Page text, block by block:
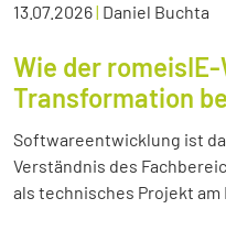
13.07.2026| Daniel Buchta
Wie der
Transformation
Softwareentwicklung ist
Verständnis des
als technisches Projekt